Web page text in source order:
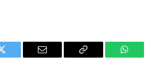
Twitter
E-
Copier